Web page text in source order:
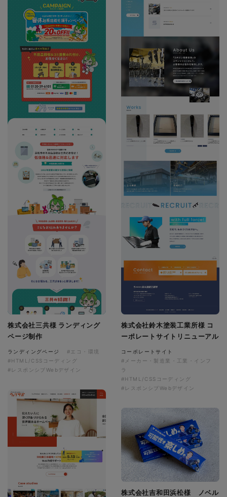
株式会社三共様 ランディング
ページ制作
ランディングページ
#エコ・環境
#HTML/CSSコーディング
#レスポンシブWebデザイン
株式会社鈴木塗装工業所様 コ
ーポレートサイトリニューアル
コーポレートサイト
#メーカー・製造業・工業・インフ
ラ
#HTML/CSSコーディング
#レスポンシブWebデザイン
株式会社吉和田浜松様 ノベル